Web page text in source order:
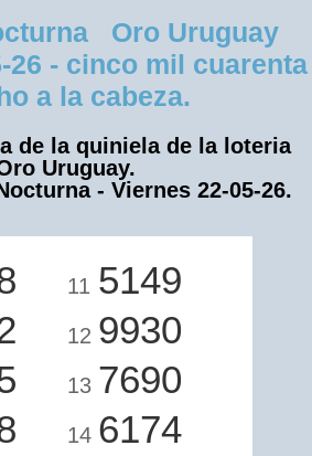
Oro Uruguay
26 - cinco mil cuarenta
a la cabeza.
de la quiniela de la loteria
Uruguay.
- Viernes 22-05-26.
11 5149
12 9930
13 7690
14 6174